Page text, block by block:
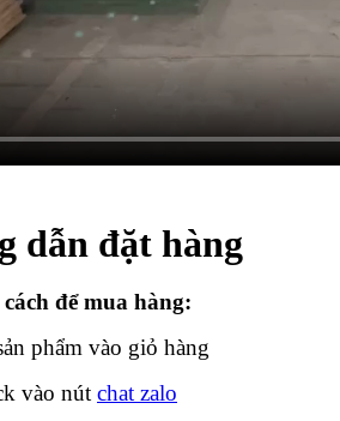
dẫn đặt hàng
cách để mua hàng:
phẩm vào giỏ hàng
vào nút chat zalo